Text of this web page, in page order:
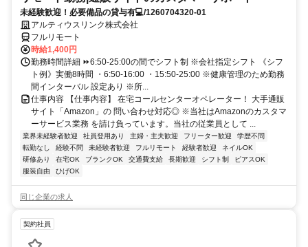
未経験歓迎！必要備品の貸与有💻/1260704320-01
アルティウスリンク株式会社
フルリモート
時給1,400円
勤務時間詳細 ⏩6:50-25:00の間でシフト制 ※会社指定シフト 《シフ
ト例》実働8時間 ・6:50-16:00 ・15:50-25:00 ※健康管理のため勤務
間インターバル 設定あり ※所...
仕事内容 【仕事内容】 在宅コールセンターオペレーター！ 大手通販
サイト「Amazon」の 問い合わせ対応◎ ※当社はAmazonのカスタマ
ーサービス業務 を請け負っています。当社の従業員として ...
業界未経験者歓迎 社員登用あり 主婦・主夫歓迎 フリーター歓迎
学歴不問
転勤なし
経験不問 未経験者歓迎 フルリモート 経験者歓迎
ネイルOK
研修あり
在宅OK ブランクOK 交通費支給 長期歓迎 シフト制
ピアスOK
服装自由
ひげOK
同じ企業の求人
契約社員